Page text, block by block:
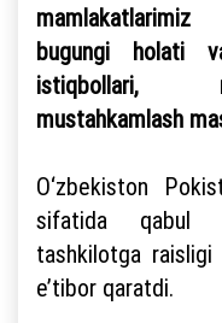
bugungi holati
istiqbollari,
mustahkamlash
O‘zbekiston
sifatida qabul
tashkilotga
e’tibor qaratdi.